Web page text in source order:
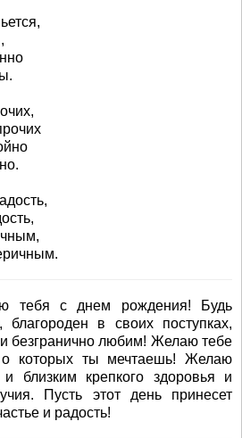
тебя с днем рождения! Будь
благороден в своих поступках,
безгранично любим! Желаю тебе
о которых ты мечтаешь! Желаю
близким крепкого здоровья и
Пусть этот день принесет
и радость!